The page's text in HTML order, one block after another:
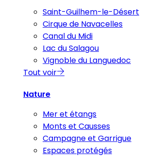
Saint-Guilhem-le-Désert
Cirque de Navacelles
Canal du Midi
Lac du Salagou
Vignoble du Languedoc
Tout voir
Nature
Mer et étangs
Monts et Causses
Campagne et Garrigue
Espaces protégés